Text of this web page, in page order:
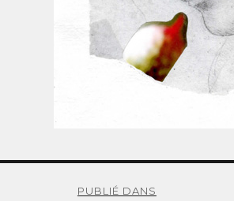
PUBLIÉ DANS